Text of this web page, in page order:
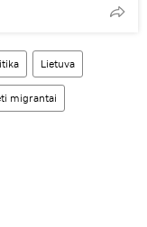
Lietuva
migrantai